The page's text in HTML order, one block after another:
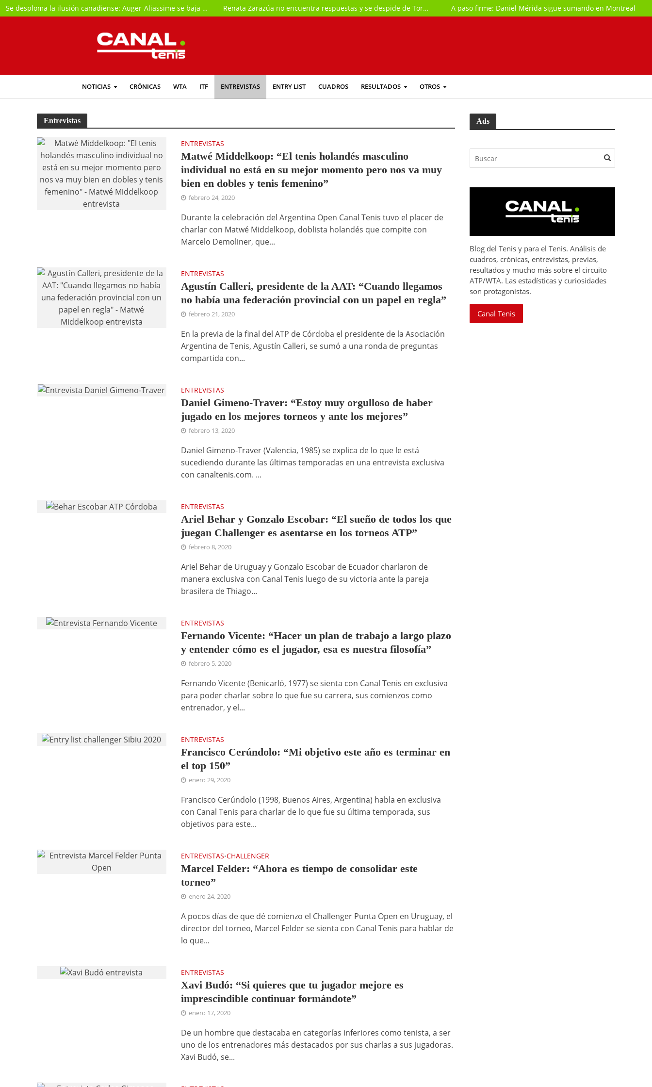
Se desploma la ilusión canadiense: Auger-Aliassime se baja del Masters de Montreal Renata Zarazúa no encuentra respuestas y se despide de Toronto A paso firme: Daniel Mérida sigue sumando en Montreal
NOTICIAS CRÓNICAS WTA ITF ENTREVISTAS ENTRY LIST CUADROS RESULTADOS OTROS
Entrevistas
ENTREVISTAS
Matwé Middelkoop: “El tenis holandés masculino
individual no está en su mejor momento pero nos va muy
bien en dobles y tenis femenino”
febrero 24, 2020
Durante la celebración del Argentina Open Canal Tenis tuvo el placer de
charlar con Matwé Middelkoop, doblista holandés que compite con
Marcelo Demoliner, que...
ENTREVISTAS
Agustín Calleri, presidente de la AAT: “Cuando llegamos
no había una federación provincial con un papel en regla”
febrero 21, 2020
En la previa de la final del ATP de Córdoba el presidente de la Asociación
Argentina de Tenis, Agustín Calleri, se sumó a una ronda de preguntas
compartida con...
ENTREVISTAS
Daniel Gimeno-Traver: “Estoy muy orgulloso de haber
jugado en los mejores torneos y ante los mejores”
febrero 13, 2020
Daniel Gimeno-Traver (Valencia, 1985) se explica de lo que le está
sucediendo durante las últimas temporadas en una entrevista exclusiva
con canaltenis.com. ...
ENTREVISTAS
Ariel Behar y Gonzalo Escobar: “El sueño de todos los que
juegan Challenger es asentarse en los torneos ATP”
febrero 8, 2020
Ariel Behar de Uruguay y Gonzalo Escobar de Ecuador charlaron de
manera exclusiva con Canal Tenis luego de su victoria ante la pareja
brasilera de Thiago...
ENTREVISTAS
Fernando Vicente: “Hacer un plan de trabajo a largo plazo
y entender cómo es el jugador, esa es nuestra filosofía”
febrero 5, 2020
Fernando Vicente (Benicarló, 1977) se sienta con Canal Tenis en exclusiva
para poder charlar sobre lo que fue su carrera, sus comienzos como
entrenador, y el...
ENTREVISTAS
Francisco Cerúndolo: “Mi objetivo este año es terminar en
el top 150”
enero 29, 2020
Francisco Cerúndolo (1998, Buenos Aires, Argentina) habla en exclusiva
con Canal Tenis para charlar de lo que fue su última temporada, sus
objetivos para este...
ENTREVISTAS•CHALLENGER
Marcel Felder: “Ahora es tiempo de consolidar este
torneo”
enero 24, 2020
A pocos días de que dé comienzo el Challenger Punta Open en Uruguay, el
director del torneo, Marcel Felder se sienta con Canal Tenis para hablar de
lo que...
ENTREVISTAS
Xavi Budó: “Si quieres que tu jugador mejore es
imprescindible continuar formándote”
enero 17, 2020
De un hombre que destacaba en categorías inferiores como tenista, a ser
uno de los entrenadores más destacados por sus charlas a sus jugadoras.
Xavi Budó, se...
Ads
Blog del Tenis y para el Tenis. Análisis de
cuadros, crónicas, entrevistas, previas,
resultados y mucho más sobre el circuito
ATP/WTA. Las estadísticas y curiosidades
son protagonistas.
Canal Tenis